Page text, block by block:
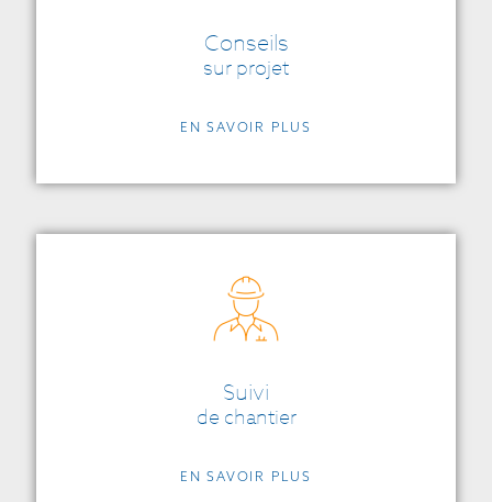
Conseils
sur projet​
EN SAVOIR PLUS
Suivi
de chantier
EN SAVOIR PLUS